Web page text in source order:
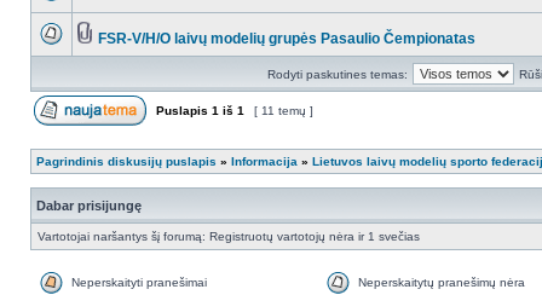
FSR-V/H/O laivų modelių grupės Pasaulio Čempionatas
Rodyti paskutines temas:
Puslapis 1 iš 1 [ 11 temų ]
Pagrindinis diskusijų puslapis » Informacija » Lietuvos laivų modelių sporto
Dabar prisijungę
Vartotojai naršantys šį forumą: Registruotų vartotojų nėra ir 1 svečias
Neperskaityti pranešimai Neperskaitytų pranešimų nėra